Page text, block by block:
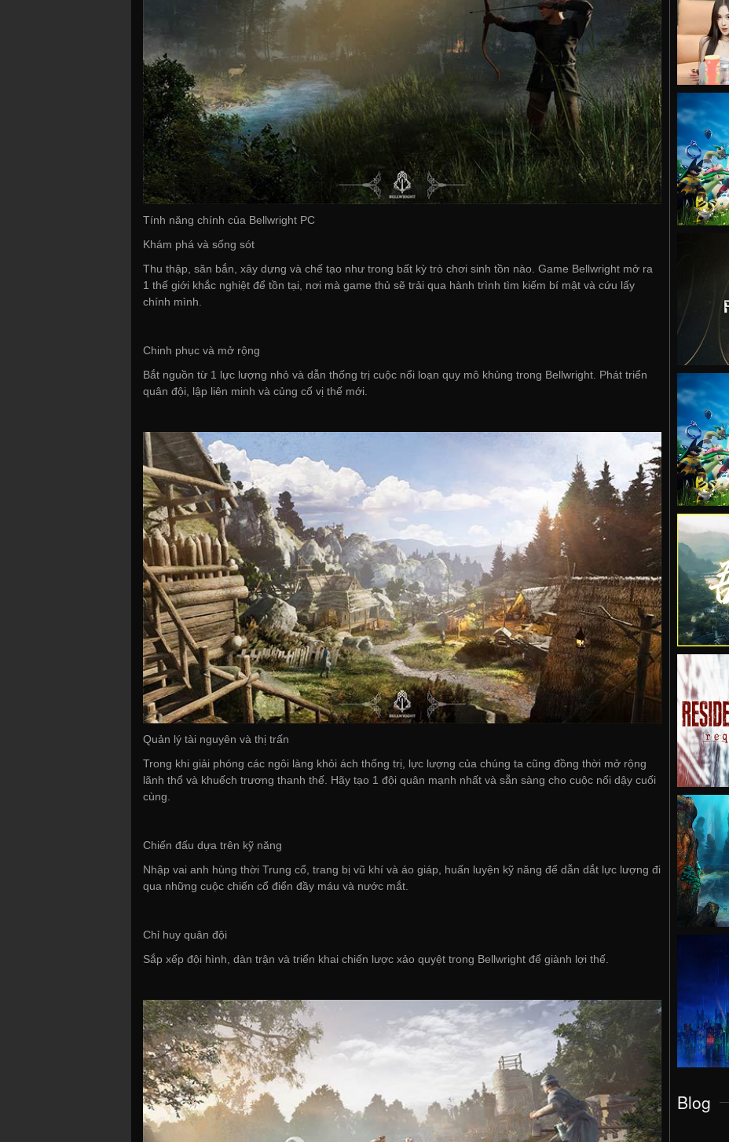
Tính năng chính của Bellwright PC
Khám phá và sống sót
Thu thập, săn bắn, xây dựng và chế tạo như trong bất kỳ trò chơi sinh tồn nào. Game Bellwright mở ra
1 thế giới khắc nghiệt để tồn tại, nơi mà game thủ sẽ trải qua hành trình tìm kiếm bí mật và cứu lấy
chính mình.
Chinh phục và mở rộng
Bắt nguồn từ 1 lực lượng nhỏ và dẫn thống trị cuộc nổi loạn quy mô khủng trong Bellwright. Phát triển
quân đội, lập liên minh và củng cố vị thế mới.
Quản lý tài nguyên và thị trấn
Trong khi giải phóng các ngôi làng khỏi ách thống trị, lực lượng của chúng ta cũng đồng thời mở rộng
lãnh thổ và khuếch trương thanh thế. Hãy tạo 1 đội quân mạnh nhất và sẵn sàng cho cuộc nổi dậy cuối
cùng.
Chiến đấu dựa trên kỹ năng
Nhập vai anh hùng thời Trung cổ, trang bị vũ khí và áo giáp, huấn luyện kỹ năng để dẫn dắt lực lượng đi
qua những cuộc chiến cổ điển đầy máu và nước mắt.
Chỉ huy quân đội
Sắp xếp đội hình, dàn trận và triển khai chiến lược xảo quyệt trong Bellwright để giành lợi thế.
Blog